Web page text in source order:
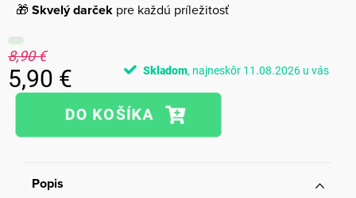
🎁 Skvelý darček pre každú príležitosť
8,90 €
5,90 €
Jednotková
Skladom 11.08.2026
Popis